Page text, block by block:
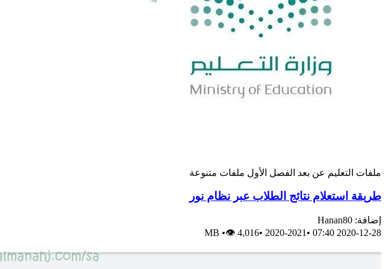
ملفات التعليم عن بعد الفصل الأول ملفات متنوعة
طريقة استعلام نتائج الطلاب عبر نظام نور
إضافة: Hanan80
2020-12-28 07:40
•
2020-2021
•
MB •👁 4,016